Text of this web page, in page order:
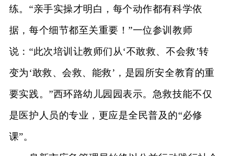
练。 “亲手实操才明白，每个动作都有科学依
据，每个细节都至关重要！”一位参训教师
说：“此次培训让教师们从‘不敢救、不会救’转
变为‘敢救、会救、能救’，是园所安全教育的重
要实践。”西环路幼儿园园表示。急救技能不仅
是医护人员的专业，更应是全民普及的“必修
课”。